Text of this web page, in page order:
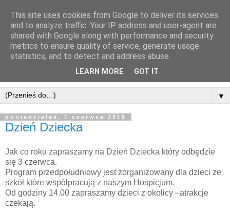
Dom Misyjny Świętego
Ducha k/Zamościa
Łabuńki Pierwsze 1, 22-437 Łabunie, telefon.: 516795607
▼
poniedziałek, 1 czerwca 2015
Dzień Dziecka
Jak co roku zapraszamy na Dzień Dziecka który odbędzie
się 3 czerwca.
Program przedpołudniowy jest zorganizowany dla dzieci ze
szkół które współpracują z naszym Hospicjum.
Od godziny 14.00 zapraszamy dzieci z okolicy - atrakcje
czekają.
This site uses cookies from Google to deliver its services
and to analyze traffic. Your IP address and user-agent are
shared with Google along with performance and security
metrics to ensure quality of service, generate usage
statistics, and to detect and address abuse.
LEARN MORE GOT IT